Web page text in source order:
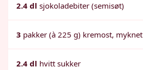
2.4 dl sjokoladebiter (semisøt)
3 pakker (à 225 g) kremost, myknet
2.4 dl hvitt sukker